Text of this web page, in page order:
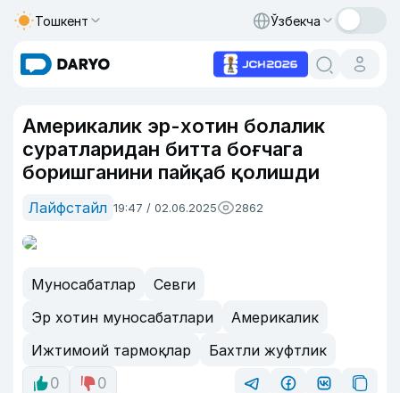
Тошкент Ўзбекча
Америкалик эр-хотин болалик
суратларидан битта боғчага
боришганини пайқаб қолишди
Лайфстайл 19:47 / 02.06.2025 2862
Муносабатлар
Севги
Эр хотин муносабатлари
Америкалик
Ижтимоий тармоқлар
Бахтли жуфтлик
0
0